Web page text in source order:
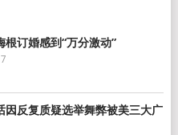
订婚感到“万分激动”
因反复质疑选举舞弊被美三大广